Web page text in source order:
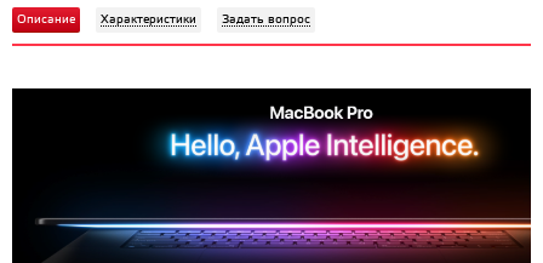
Описание Характеристики Задать вопрос